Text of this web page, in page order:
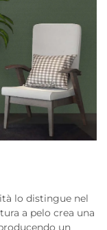
lo distingue nel
a pelo crea una
un